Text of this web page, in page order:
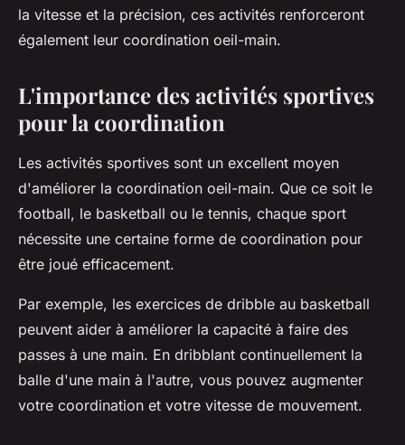
la vitesse et la précision, ces activités renforceront
également leur coordination oeil-main.
L'importance des activités sportives
pour la coordination
Les activités sportives sont un excellent moyen
d'améliorer la coordination oeil-main. Que ce soit le
football, le basketball ou le tennis, chaque sport
nécessite une certaine forme de coordination pour
être joué efficacement.
Par exemple, les exercices de dribble au basketball
peuvent aider à améliorer la capacité à faire des
passes à une main. En dribblant continuellement la
balle d'une main à l'autre, vous pouvez augmenter
votre coordination et votre vitesse de mouvement.